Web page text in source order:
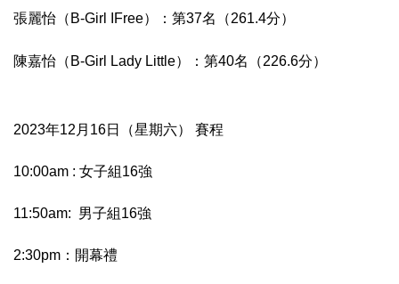
張麗怡（B-Girl IFree）：第37名（261.4分）
陳嘉怡（B-Girl Lady Little）：第40名（226.6分）
2023年12月16日（星期六） 賽程
10:00am : 女子組16強
11:50am: 男子組16強
2:30pm：開幕禮